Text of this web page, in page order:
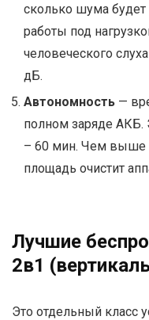
сколько шума
работы под
человеческого
дБ.
Автономность —
полном заряде АКБ.
– 60 мин. Чем выше
площадь очистит
Лучшие
2в1
Это отдельный класс